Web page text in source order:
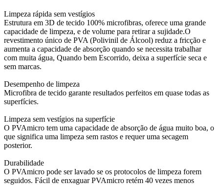
Limpeza rápida sem vestígios
Estrutura em 3D de tecido 100% microfibras, oferece uma grande
capacidade de limpeza, e de volume para retirar a sujidade.O
revestimento único de PVA (Polivinil de Álcool) reduz a fricção e
aumenta a capacidade de absorção quando se necessita trabalhar
com muita água, Quando bem Escorrido, deixa a superfície seca e
sem marcas.
Desempenho de limpeza
Microfibra de tecido garante resultados perfeitos em quase todas as
superfícies.
Limpeza sem vestígios na superfície
O PVAmicro tem uma capacidade de absorção de água muito boa, o
que significa uma limpeza sem rastos e requer uma secagem
posterior.
Durabilidade
O PVAmicro pode ser lavado se os protocolos de limpeza forem
seguidos. Fácil de enxaguar PVAmicro retém 40 vezes menos